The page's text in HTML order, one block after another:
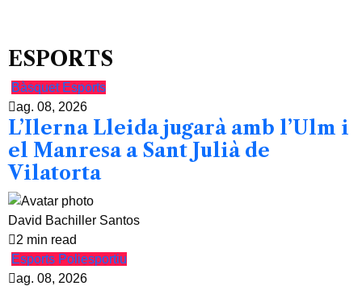
ESPORTS
Bàsquet Esports
ag. 08, 2026
L’Ilerna Lleida jugarà amb l’Ulm i
el Manresa a Sant Julià de
Vilatorta
David Bachiller Santos
2 min read
Esports Poliesportiu
ag. 08, 2026